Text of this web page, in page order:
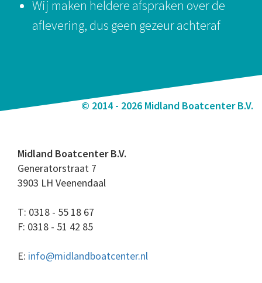
Wij maken heldere afspraken over de
aflevering, dus geen gezeur achteraf
© 2014 - 2026 Midland Boatcenter B.V.
Midland Boatcenter B.V.
Generatorstraat 7
3903 LH Veenendaal
T: 0318 - 55 18 67
F: 0318 - 51 42 85
E: info@midlandboatcenter.nl